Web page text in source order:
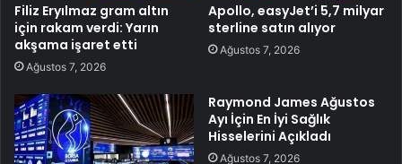
Filiz Eryılmaz gram altın
için rakam verdi: Yarın
akşama işaret etti
Ağustos 7, 2026
Apollo, easyJet’i 5,7 milyar
sterline satın alıyor
Ağustos 7, 2026
Raymond James Ağustos
Ayı İçin En İyi Sağlık
Hisselerini Açıkladı
Ağustos 7, 2026